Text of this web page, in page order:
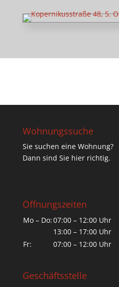
Wohnungssuche
Sie suchen eine Wohnung?
Dann sind Sie hier richtig.
Öffnungszeiten
Mo – Do:07:00 – 12:00 Uhr
13:00 – 17:00 Uhr
Fr:
07:00 – 12:00 Uhr
Geschäftsstelle